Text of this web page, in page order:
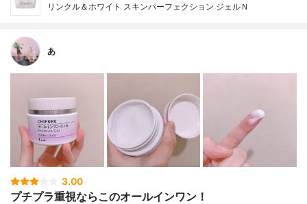
リンクル＆ホワイト スキンパーフェクション ジェルＮ
あ
3.00
プチプラ重視ならこのオールインワン！